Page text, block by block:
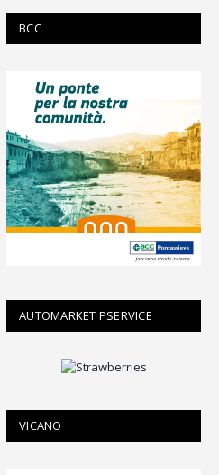
BCC
AUTOMARKET PSERVICE
VICANO